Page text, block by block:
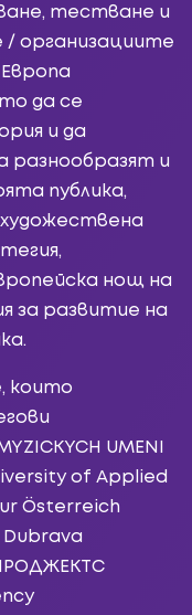
тестване и
организациите
да се
и да
разнообразят и
публика,
нощ на
за развитие на
които
UMENI
of Applied
Österreich